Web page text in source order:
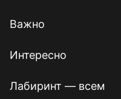
Важно
Интересно
Лабиринт — всем